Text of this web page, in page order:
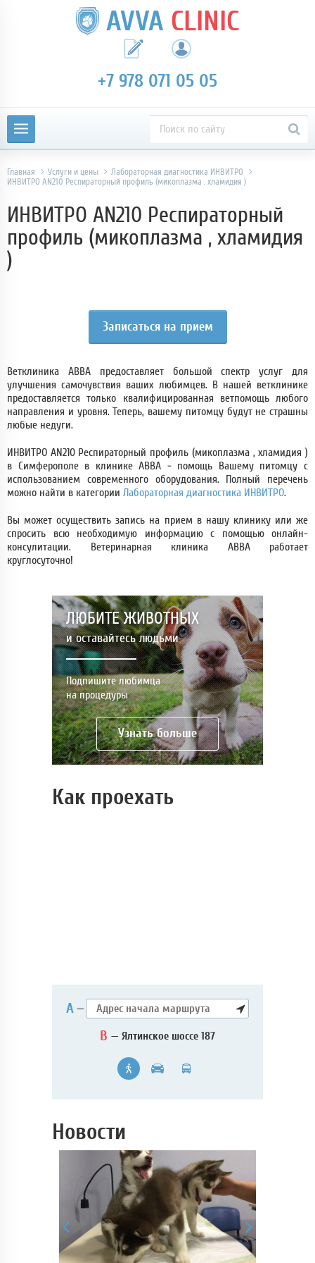
AVVA CLINIC
+7 978 071 05 05
Главная Услуги и цены
Лабораторная диагностика ИНВИТРО
ИНВИТРО AN210 Респираторный профиль (микоплазма , хламидия )
ИНВИТРО AN210 Респираторный
профиль (микоплазма , хламидия
)
Записаться на прием
Ветклиника АВВА предоставляет большой спектр услуг для
улучшения самочувствия ваших любимцев. В нашей ветклинике
предоставляется только квалифицированная ветпомощь любого
направления и уровня. Теперь, вашему питомцу будут не страшны
любые недуги.
ИНВИТРО AN210 Респираторный профиль (микоплазма , хламидия )
в Симферополе в клинике АВВА - помощь Вашему питомцу с
использованием современного оборудования. Полный перечень
можно найти в категории Лабораторная диагностика ИНВИТРО.
Вы может осуществить запись на прием в нашу клинику или же
спросить всю необходимую информацию с помощью онлайн-
консулитации. Ветеринарная клиника АВВА работает
круглосуточно!
ЛЮБИТЕ ЖИВОТНЫХ
и оставайтесь людьми
Подпишите любимца
на процедуры
Узнать больше
Как проехать
А —
B — Ялтинское шоссе 187
Новости